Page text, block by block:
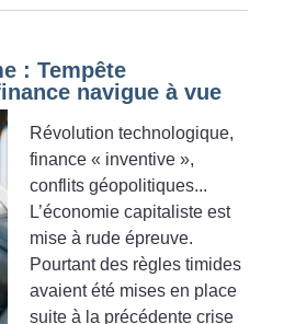
: Tempête
navigue à vue
Révolution technologique,
finance « inventive »,
conflits géopolitiques...
L’économie capitaliste est
mise à rude épreuve.
Pourtant des règles timides
avaient été mises en place
suite à la précédente crise